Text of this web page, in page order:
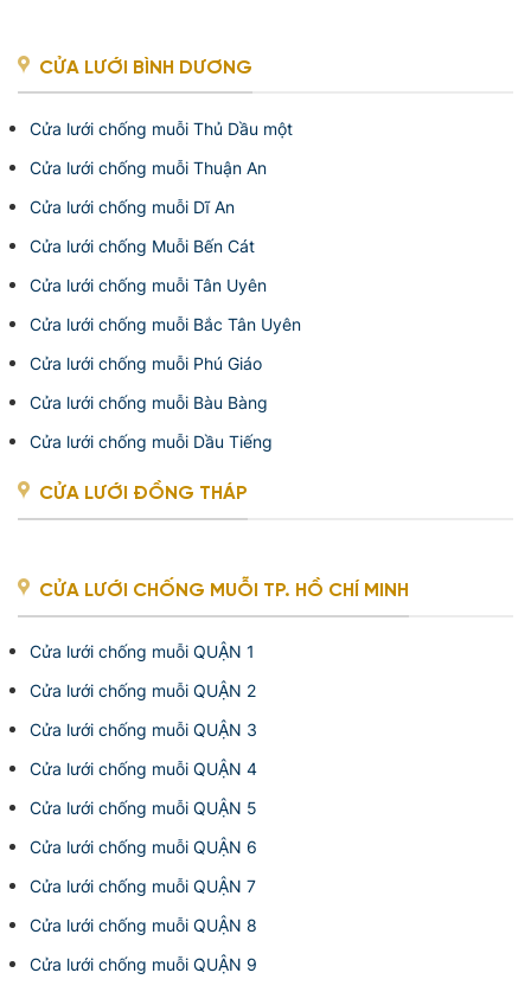
CỬA LƯỚI BÌNH DƯƠNG
Cửa lưới chống muỗi Thủ Dầu một
Cửa lưới chống muỗi Thuận An
Cửa lưới chống muỗi Dĩ An
Cửa lưới chống Muỗi Bến Cát
Cửa lưới chống muỗi Tân Uyên
Cửa lưới chống muỗi Bắc Tân Uyên
Cửa lưới chống muỗi Phú Giáo
Cửa lưới chống muỗi Bàu Bàng
Cửa lưới chống muỗi Dầu Tiếng
CỬA LƯỚI ĐỒNG THÁP
CỬA LƯỚI CHỐNG MUỖI TP. HỒ CHÍ MINH
Cửa lưới chống muỗi QUẬN 1
Cửa lưới chống muỗi QUẬN 2
Cửa lưới chống muỗi QUẬN 3
Cửa lưới chống muỗi QUẬN 4
Cửa lưới chống muỗi QUẬN 5
Cửa lưới chống muỗi QUẬN 6
Cửa lưới chống muỗi QUẬN 7
Cửa lưới chống muỗi QUẬN 8
Cửa lưới chống muỗi QUẬN 9